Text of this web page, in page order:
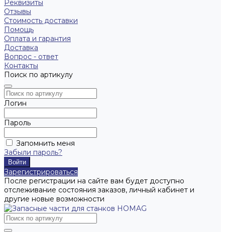
Реквизиты
Отзывы
Стоимость доставки
Помощь
Оплата и гарантия
Доставка
Вопрос - ответ
Контакты
Поиск по артикулу
Логин
Пароль
Запомнить меня
Забыли пароль?
Зарегистрироваться
После регистрации на сайте вам будет доступно
отслеживание состояния заказов, личный кабинет и
другие новые возможности